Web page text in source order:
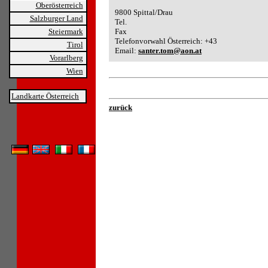
Oberösterreich
Salzburger Land
Steiermark
Tirol
Vorarlberg
Wien
Landkarte Österreich
9800 Spittal/Drau
Tel.
Fax
Telefonvorwahl Österreich: +43
Email: santer.tom@aon.at
zurück